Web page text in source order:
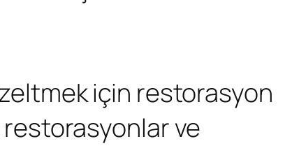
için restorasyon
restorasyonlar ve